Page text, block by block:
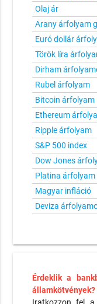
Olaj ár
Arany árfolyam
Euró dollár
Török líra
Dirham
Rubel árfolyam
Bitcoin árfolyam
Ethereum
Ripple árfolyam
S&P 500 index
Dow Jones
Platina árfolyam
Magyar infláció
Deviza
Érdeklik a
államkötvények?
Iratkozzon fel a